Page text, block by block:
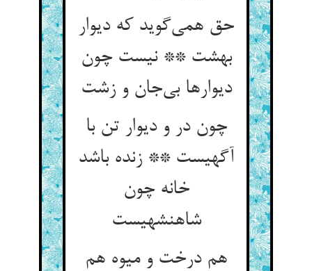
حق همی‌گوید که دیوار
بهشت ** نیست چون
دیوارها بی‌جان و زشت
چون در و دیوار تن با
آگهیست ** زنده باشد
خانه چون
شاهنشهیست
هم درخت و میوه هم